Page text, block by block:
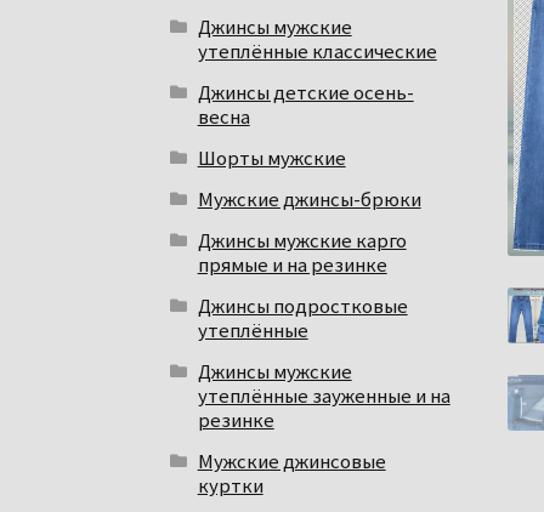
Джинсы мужские
утеплённые классические
Джинсы детские осень-
весна
Шорты мужские
Мужские джинсы-брюки
Джинсы мужские карго
прямые и на резинке
Джинсы подростковые
утеплённые
Джинсы мужские
утеплённые зауженные и на
резинке
Мужские джинсовые
куртки